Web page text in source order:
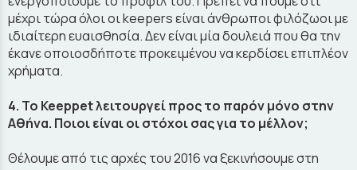
μέχρι τώρα όλοι οι keepers είναι άνθρωποι φιλόζωοι με
ιδιαίτερη ευαισθησία. Δεν είναι μία δουλειά που θα την
έκανε οποιοσδήποτε προκειμένου να κερδίσει επιπλέον
χρήματα.
4. Το Keeppet λειτουργεί προς το παρόν μόνο στην
Αθήνα. Ποιοι είναι οι στόχοι σας για το μέλλον;
Θέλουμε από τις αρχές του 2016 να ξεκινήσουμε στη